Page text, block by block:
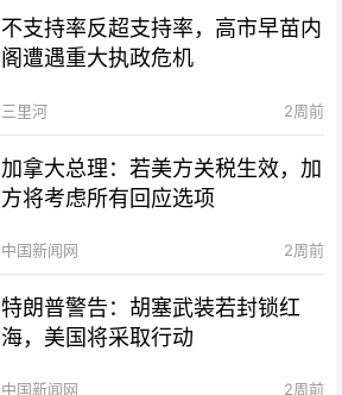
不支持率反超支持率，高市早苗内
阁遭遇重大执政危机
三里河 2周前
加拿大总理：若美方关税生效，加
方将考虑所有回应选项
中国新闻网 2周前
特朗普警告：胡塞武装若封锁红
海，美国将采取行动
中国新闻网 2周前